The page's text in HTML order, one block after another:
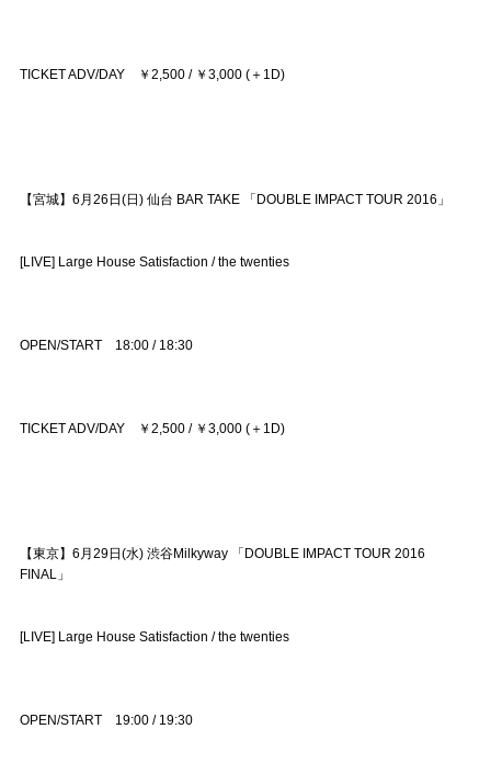
TICKET ADV/DAY ￥2,500 / ￥3,000 (＋1D)
【宮城】6月26日(日) 仙台 BAR TAKE 「DOUBLE IMPACT TOUR 2016」
[LIVE] Large House Satisfaction / the twenties
OPEN/START 18:00 / 18:30
TICKET ADV/DAY ￥2,500 / ￥3,000 (＋1D)
【東京】6月29日(水) 渋谷Milkyway 「DOUBLE IMPACT TOUR 2016
FINAL」
[LIVE] Large House Satisfaction / the twenties
OPEN/START 19:00 / 19:30